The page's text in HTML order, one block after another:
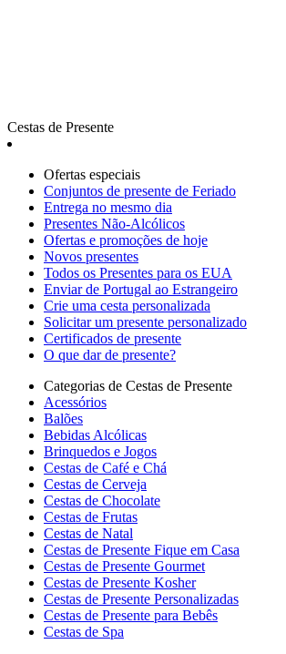
Cestas de Presente
Ofertas especiais
Сonjuntos de presente de Feriado
Entrega no mesmo dia
Presentes Não-Alcólicos
Ofertas e promoções de hoje
Novos presentes
Todos os Presentes para os EUA
Enviar de Portugal ao Estrangeiro
Crie uma cesta personalizada
Solicitar um presente personalizado
Certificados de presente
O que dar de presente?
Categorias de Cestas de Presente
Acessórios
Balões
Bebidas Alcólicas
Brinquedos e Jogos
Cestas de Café e Chá
Cestas de Cerveja
Cestas de Chocolate
Cestas de Frutas
Cestas de Natal
Cestas de Presente Fique em Casa
Cestas de Presente Gourmet
Cestas de Presente Kosher
Cestas de Presente Personalizadas
Cestas de Presente para Bebês
Cestas de Spa